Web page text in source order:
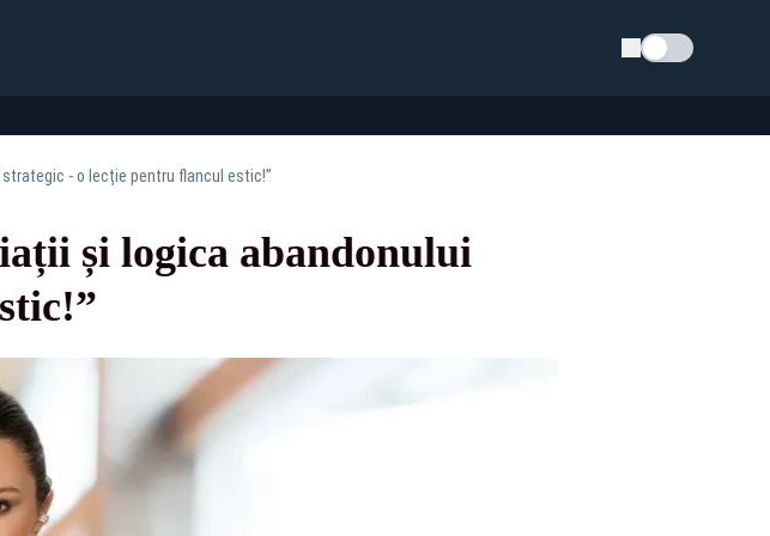
Schimba tema
- o lecție pentru flancul estic!”
și logica abandonului